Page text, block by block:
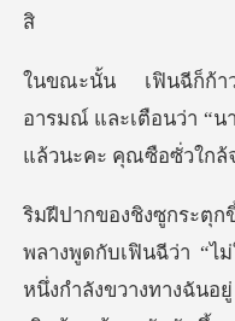
อารมณ์ และเตือนว่า “น
ว่า “ไ
หนึ่งกำลังขวางทางฉัน